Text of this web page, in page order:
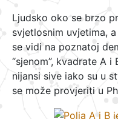
Ljudsko oko se brzo
svjetlosnim uvjetima,
se vidi na poznatoj
“sjenom”, kvadrate A
nijansi sive iako su u
se može provjeriti u